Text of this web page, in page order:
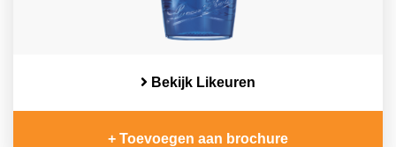
Bekijk Likeuren
+ Toevoegen aan brochure